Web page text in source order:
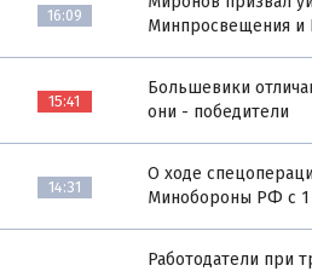
16:09
Минпросвещения и
15:41
Большевики
они - победители
14:31
О ходе
Минобороны РФ с 1
Работодатели при